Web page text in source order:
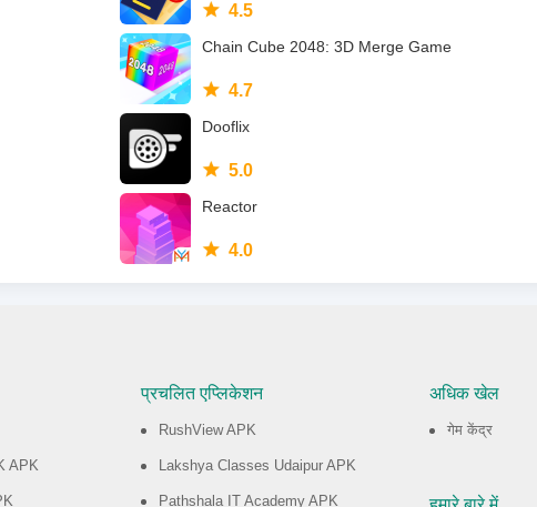
4.5
Chain Cube 2048: 3D Merge Game
4.7
Dooflix
5.0
Reactor
4.0
APK
प्रचलित एप्लिकेशन
RushView APK
Lakshya Classes Udaipur APK
Pathshala IT Academy APK
अधिक खेल
गेम केंद्र